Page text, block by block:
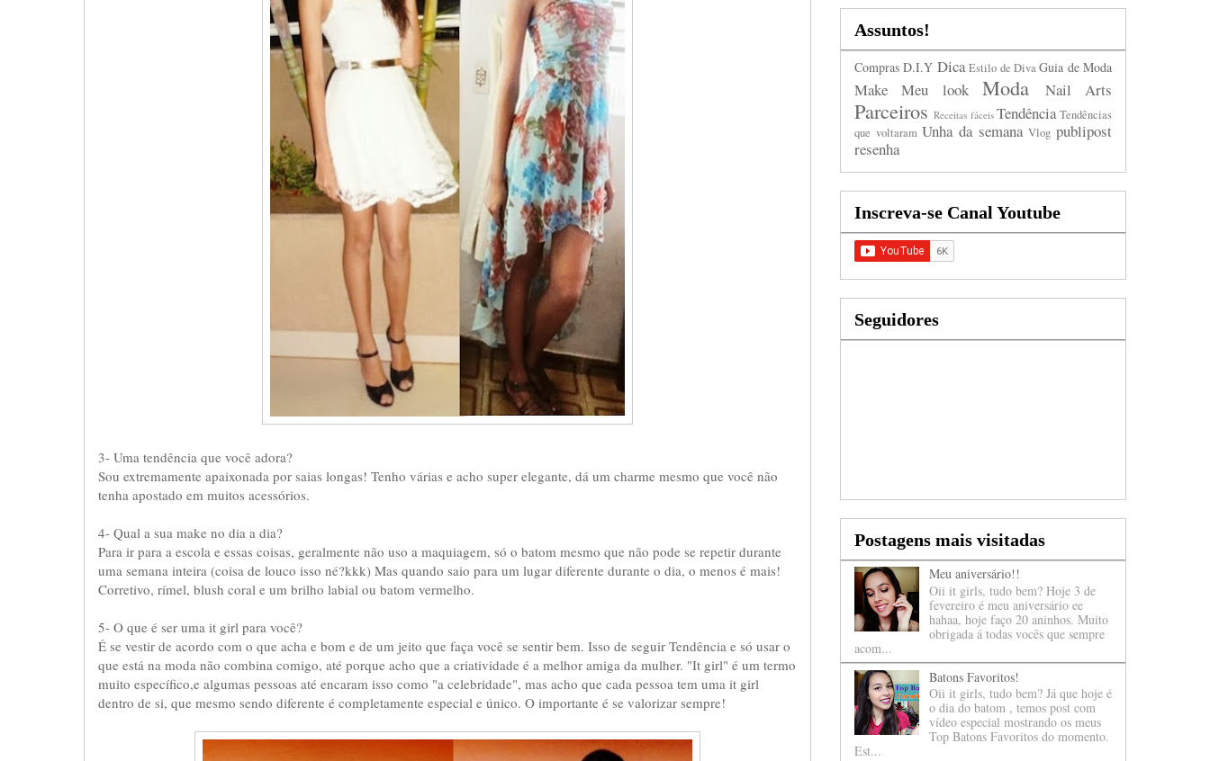
3- Uma tendência que você adora?
Sou extremamente apaixonada por saias longas! Tenho várias e acho super elegante, dá um charme mesmo que você não
tenha apostado em muitos acessórios.
4- Qual a sua make no dia a dia?
Para ir para a escola e essas coisas, geralmente não uso a maquiagem, só o batom mesmo que não pode se repetir durante
uma semana inteira (coisa de louco isso né?kkk) Mas quando saio para um lugar diferente durante o dia, o menos é mais!
Corretivo, rímel, blush coral e um brilho labial ou batom vermelho.
5- O que é ser uma it girl para você?
É se vestir de acordo com o que acha e bom e de um jeito que faça você se sentir bem. Isso de seguir Tendência e só usar o
que está na moda não combina comigo, até porque acho que a criatividade é a melhor amiga da mulher. "It girl" é um termo
muito específico,e algumas pessoas até encaram isso como "a celebridade", mas acho que cada pessoa tem uma it girl
dentro de si, que mesmo sendo diferente é completamente especial e único. O importante é se valorizar sempre!
Assuntos!
Compras D.I.Y Dica Estilo de DivaGuia de Moda
Make Meu look Moda Nail Arts
Parceiros Receitas fáceis Tendência Tendências
que voltaram Unha da semana Vlog publipost
resenha
Inscreva-se Canal Youtube
Seguidores
Postagens mais visitadas
Meu aniversário!!
Oii it girls, tudo bem? Hoje 3 de
fevereiro é meu aniversário ee
hahaa, hoje faço 20 aninhos. Muito
obrigada á todas vocês que sempre
acom...
Batons Favoritos!
Oii it girls, tudo bem? Já que hoje é
o dia do batom , temos post com
vídeo especial mostrando os meus
Top Batons Favoritos do momento.
Est...